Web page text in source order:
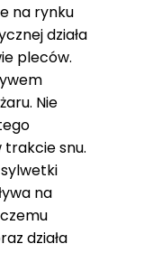
na rynku
działa
pleców.
Nie
trakcie snu.
na
działa